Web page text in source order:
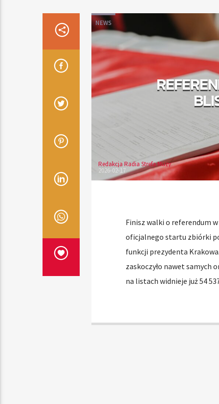
NEWS
Redakcja Radia Strefa Muzy
2026-02-17
Finisz walki o referendum
oficjalnego startu zbiórki
funkcji prezydenta
zaskoczyło nawet samych
na listach widnieje już 54